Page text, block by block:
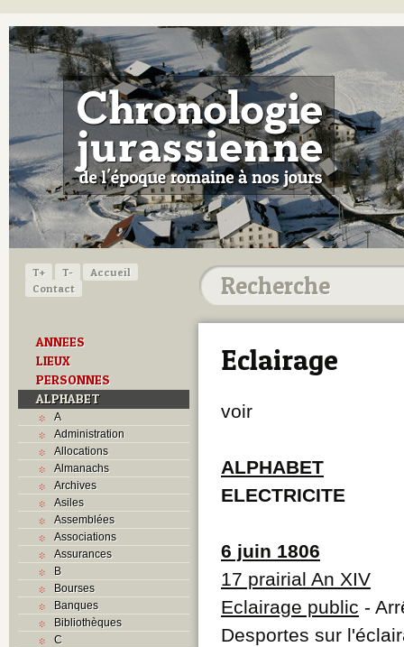
T+ T-
Accueil
Contact
ANNEES
LIEUX
PERSONNES
ALPHABET
A
Administration
Allocations
Almanachs
Archives
Asiles
Assemblées
Associations
Assurances
B
Bourses
Banques
Bibliothèques
C
Eclairage
voir
ALPHABET
ELECTRICITE
6 juin 1806
17 prairial An XIV
Eclairage public -
Desportes sur